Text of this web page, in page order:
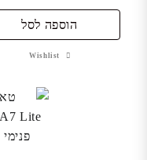
הוספה לסל
Wishlist